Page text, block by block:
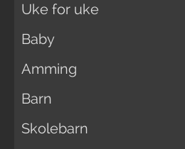
Uke for uke
Baby
Amming
Barn
Skolebarn